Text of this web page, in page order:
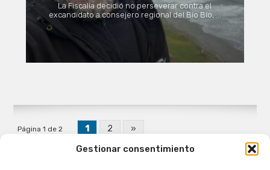
Gestionar consentimiento
La Fiscalía decidió no perseverar contra el
excandidato a consejero regional del Bío Bío, ...
Página 1 de 2 1 2 »